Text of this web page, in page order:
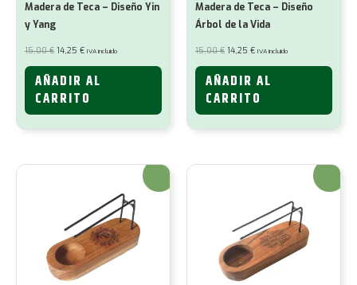
Madera de Teca – Diseño Yin
y Yang
15,00€ El
precio
original
era:
15,00 €.
14,25 €El
actual
es:
14,25 €.
IVA incluido
AÑADIR AL
CARRITO
Madera de Teca – Diseño
Árbol de la Vida
15,00€ El
precio
original
era:
15,00 €.
14,25 €El
actual
es:
14,25 €.
IVA incluido
AÑADIR AL
CARRITO
¡Oferta! ¡Oferta!